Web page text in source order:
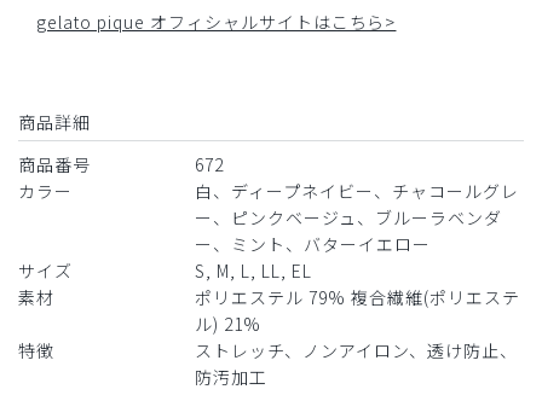
gelato pique オフィシャルサイトはこちら>
商品詳細
商品番号
672
カラー
白、ディープネイビー、チャコールグレ
ー、ピンクベージュ、ブルーラベンダ
ー、ミント、バターイエロー
サイズ
S, M, L, LL, EL
素材
ポリエステル 79% 複合繊維(ポリエステ
ル) 21%
特徴
ストレッチ、ノンアイロン、透け防止、
防汚加工